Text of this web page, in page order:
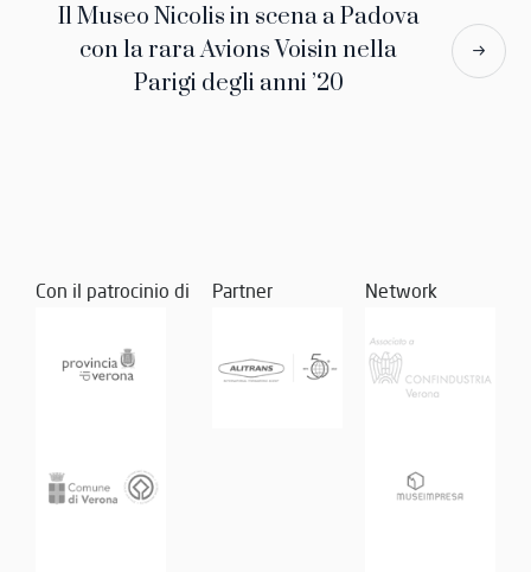
Il Museo Nicolis in scena a Padova
con la rara Avions Voisin nella
Parigi degli anni ’20
Con il patrocinio di Partner Network